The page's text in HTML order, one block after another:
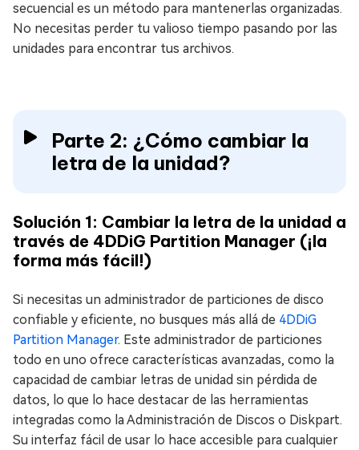
secuencial es un método para mantenerlas organizadas.
No necesitas perder tu valioso tiempo pasando por las
unidades para encontrar tus archivos.
Parte 2: ¿Cómo cambiar la
letra de la unidad?
Solución 1: Cambiar la letra de la unidad a
través de 4DDiG Partition Manager (¡la
forma más fácil!)
Si necesitas un administrador de particiones de disco
confiable y eficiente, no busques más allá de 4DDiG
Partition Manager. Este administrador de particiones
todo en uno ofrece características avanzadas, como la
capacidad de cambiar letras de unidad sin pérdida de
datos, lo que lo hace destacar de las herramientas
integradas como la Administración de Discos o Diskpart.
Su interfaz fácil de usar lo hace accesible para cualquier